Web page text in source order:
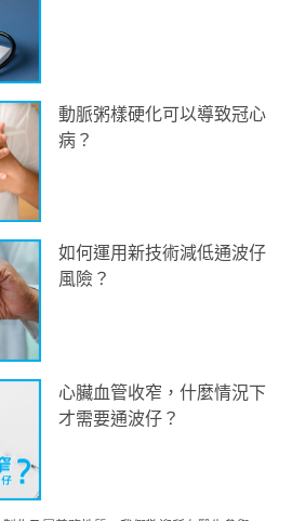
動脈粥樣硬化可以導致冠心
病？
如何運用新技術減低通波仔
風險？
心臟血管收窄，什麼情況下
才需要通波仔？